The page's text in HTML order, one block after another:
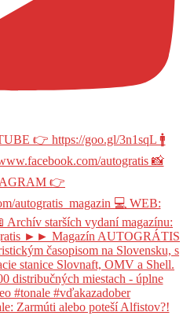
Zarmúti alebo poteší Alfistov?!